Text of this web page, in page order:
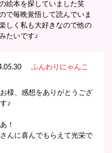
絵本を探していました笑
で毎晩覚悟して読んでいま
しく私も大好きなので他の
たいです♪
ふんわりにゃんこ
様、感想をありがとうござ
♪
！
んに喜んでもらえて光栄で